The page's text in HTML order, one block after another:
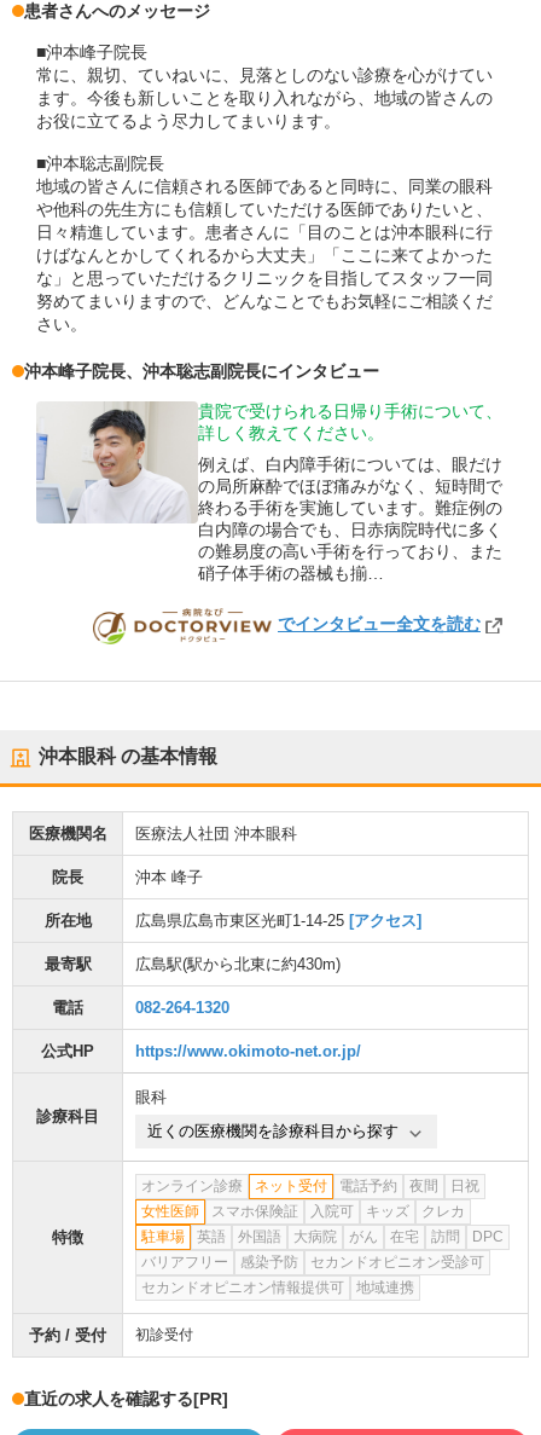
患者さんへのメッセージ
■沖本峰子院長
常に、親切、ていねいに、見落としのない診療を心がけてい
ます。今後も新しいことを取り入れながら、地域の皆さんの
お役に立てるよう尽力してまいります。
■沖本聡志副院長
地域の皆さんに信頼される医師であると同時に、同業の眼科
や他科の先生方にも信頼していただける医師でありたいと、
日々精進しています。患者さんに「目のことは沖本眼科に行
けばなんとかしてくれるから大丈夫」「ここに来てよかった
な」と思っていただけるクリニックを目指してスタッフ一同
努めてまいりますので、どんなことでもお気軽にご相談くだ
さい。
沖本峰子院長、 沖本聡志副院長にインタビュー
貴院で受けられる日帰り手術について、
詳しく教えてください。
例えば、白内障手術については、眼だけ
の局所麻酔でほぼ痛みがなく、短時間で
終わる手術を実施しています。難症例の
白内障の場合でも、日赤病院時代に多く
の難易度の高い手術を行っており、また
硝子体手術の器械も揃…
DOCTORVIEW
でインタビュー全文を読む
沖本眼科の基本情報
医療機関名 医療法人社団 沖本眼科
院長 沖本 峰子
所在地 広島県広島市東区光町1-14-25 [アクセス]
最寄駅 広島駅(駅から北東に約430m)
電話 082-264-1320
公式HP https://www.okimoto-net.or.jp/
診療科目
眼科
近くの医療機関を診療科目から探す
特徴
オンライン診療 ネット受付 電話予約 夜間
日祝
女性医師
スマホ保険証 入院可 キッズ
クレカ
駐車場
英語 外国語 大病院 がん 在宅 訪問
DPC
バリアフリー
感染予防
セカンドオピニオン受診可
セカンドオピニオン情報提供可
地域連携
予約 / 受付 初診受付
直近の求人を確認する[PR]